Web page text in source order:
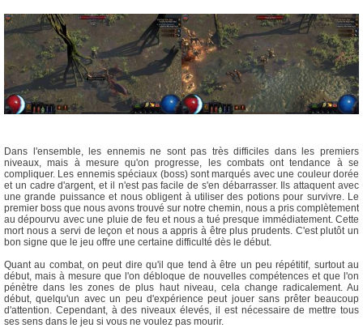
Dans l'ensemble, les ennemis ne sont pas très difficiles dans les premiers
niveaux, mais à mesure qu'on progresse, les combats ont tendance à se
compliquer. Les ennemis spéciaux (boss) sont marqués avec une couleur dorée
et un cadre d'argent, et il n'est pas facile de s'en débarrasser. Ils attaquent avec
une grande puissance et nous obligent à utiliser des potions pour survivre. Le
premier boss que nous avons trouvé sur notre chemin, nous a pris complètement
au dépourvu avec une pluie de feu et nous a tué presque immédiatement. Cette
mort nous a servi de leçon et nous a appris à être plus prudents. C'est plutôt un
bon signe que le jeu offre une certaine difficulté dès le début.
Quant au combat, on peut dire qu'il que tend à être un peu répétitif, surtout au
début, mais à mesure que l'on débloque de nouvelles compétences et que l'on
pénètre dans les zones de plus haut niveau, cela change radicalement. Au
début, quelqu'un avec un peu d'expérience peut jouer sans prêter beaucoup
d'attention. Cependant, à des niveaux élevés, il est nécessaire de mettre tous
ses sens dans le jeu si vous ne voulez pas mourir.